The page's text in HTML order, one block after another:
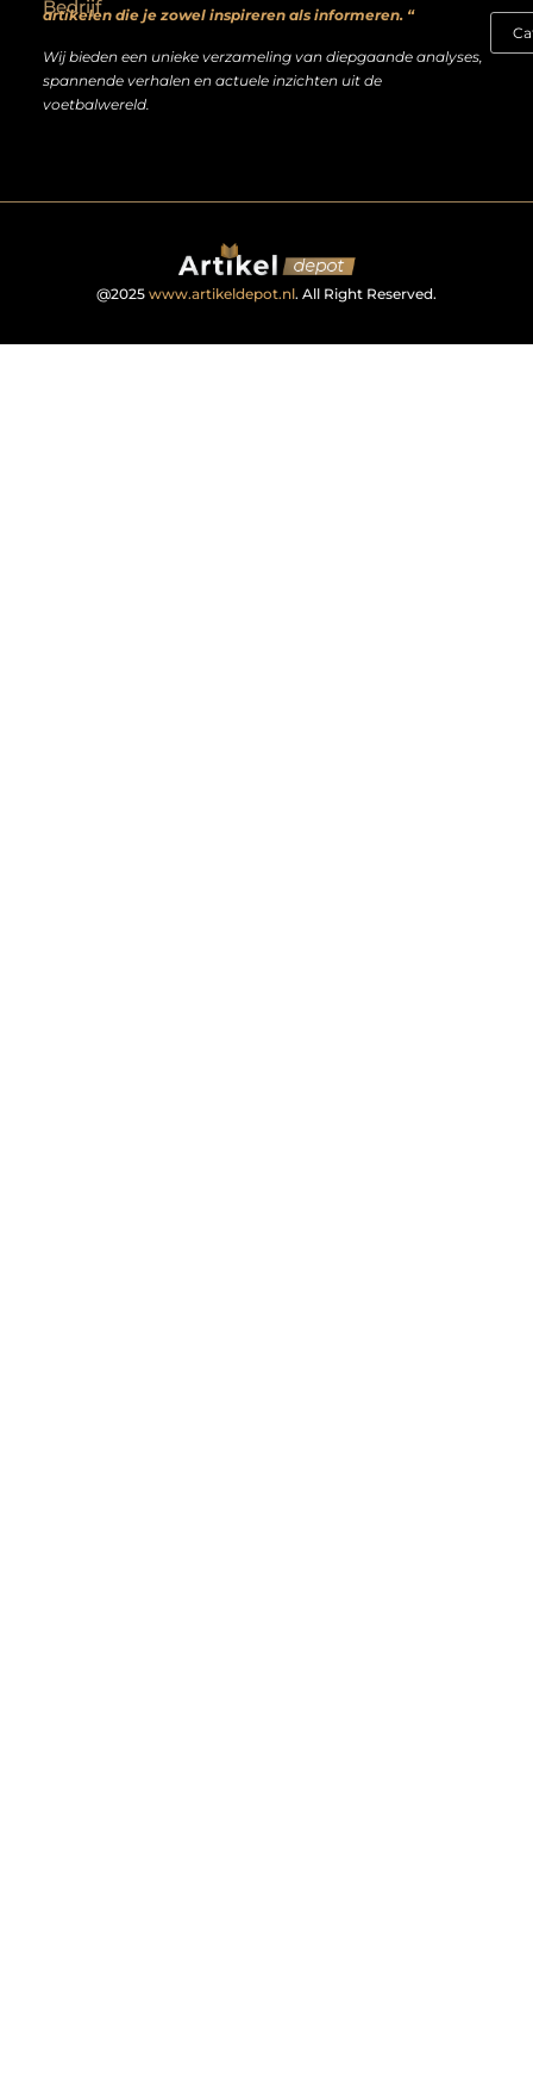
Bedrijf
artikelen die je zowel inspireren als informeren. “
Wij bieden een unieke verzameling van diepgaande analyses,
spannende verhalen en actuele inzichten uit de
voetbalwereld.
@2025 www.artikeldepot.nl. All Right Reserved.